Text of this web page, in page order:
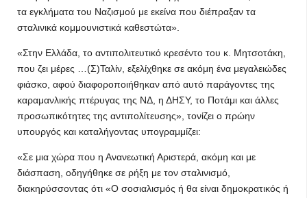
τα εγκλήματα του Ναζισμού με εκείνα που διέπραξαν τα
σταλινικά κομμουνιστικά καθεστώτα».
«Στην Ελλάδα, το αντιπολιτευτικό κρεσέντο του κ. Μητσοτάκη,
που ζει μέρες …(Σ)Ταλίν, εξελίχθηκε σε ακόμη ένα μεγαλειώδες
φιάσκο, αφού διαφοροποιήθηκαν από αυτό παράγοντες της
καραμανλικής πτέρυγας της ΝΔ, η ΔΗΣΥ, το Ποτάμι και άλλες
προσωπικότητες της αντιπολίτευσης», τονίζει ο πρώην
υπουργός και καταλήγοντας υπογραμμίζει:
«Σε μια χώρα που η Ανανεωτική Αριστερά, ακόμη και με
διάσπαση, οδηγήθηκε σε ρήξη με τον σταλινισμό,
διακηρύσσοντας ότι «Ο σοσιαλισμός ή θα είναι δημοκρατικός ή